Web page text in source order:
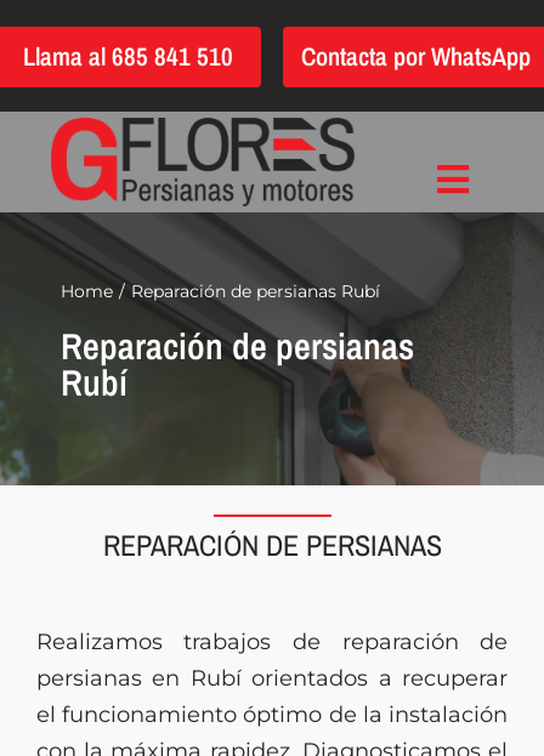
contenido
Llama al 685 841 510 Contacta por WhatsApp
Toggle
Inicio
Instalación
Reparación
Motorización
Persianas
Quiénes somos
Home Reparación de persianas Rubí
Reparación de persianas
Rubí
REPARACIÓN DE PERSIANAS
Realizamos trabajos de reparación de
persianas en Rubí orientados a recuperar
el funcionamiento óptimo de la instalación
con la máxima rapidez. Diagnosticamos el